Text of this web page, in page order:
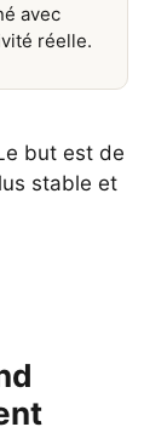
avec
réelle.
but est de
stable et